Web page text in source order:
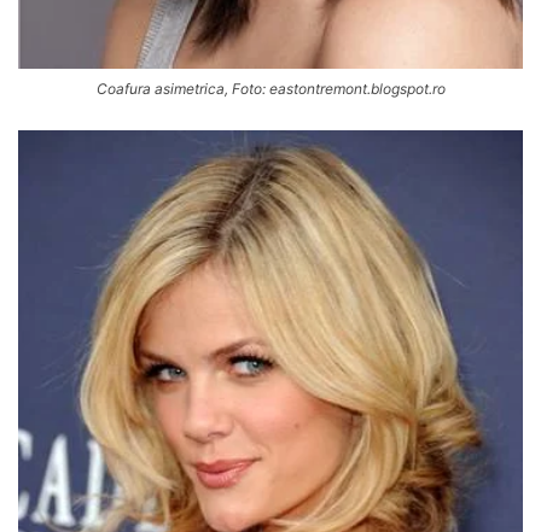
Coafura asimetrica, Foto: eastontremont.blogspot.ro